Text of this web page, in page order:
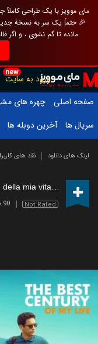
مای موویز با یک طراحی کاملاً
🎉 حتماً یک سر به نسخهٔ
مانده تا گم نشوی ، و اگر
new
ورود به سایت
صفحه اصلی
چهره های
سریال ها
آخرین دوبله ها
لینک های دانلود نقد های
(2023)
Not Rated 90 دقیقه